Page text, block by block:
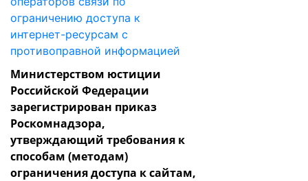
Министерством юстиции
Российской Федерации
зарегистрирован приказ
Роскомнадзора,
утверждающий требования к
способам (методам)
ограничения доступа к сайтам,